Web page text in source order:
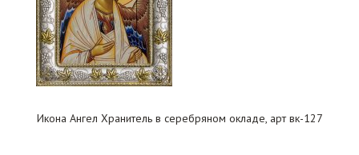
Икона Ангел Хранитель в серебряном окладе, арт вк-127